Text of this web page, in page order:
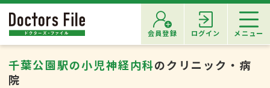
会員登録 ログイン メニュー
千葉公園駅の小児神経内科のクリニック・病
院